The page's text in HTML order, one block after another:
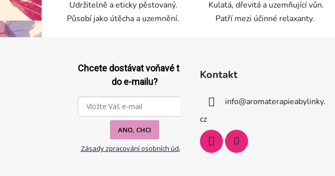
Udržitelně a eticky pěstovaný.
Působí jako útěcha a uzemnění.
Kulatá, dřevitá a uzemňující vůn.
Patří mezi účinné relaxanty.
Chcete dostávat voňavé tipy
do e-mailu?
ANO, CHCI
Zásady zpracování osobních údajů
Kontakt
info@aromaterapieabylinky.
cz